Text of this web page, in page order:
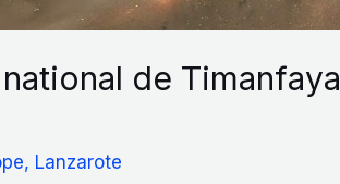
de Timanfaya
, Lanzarote